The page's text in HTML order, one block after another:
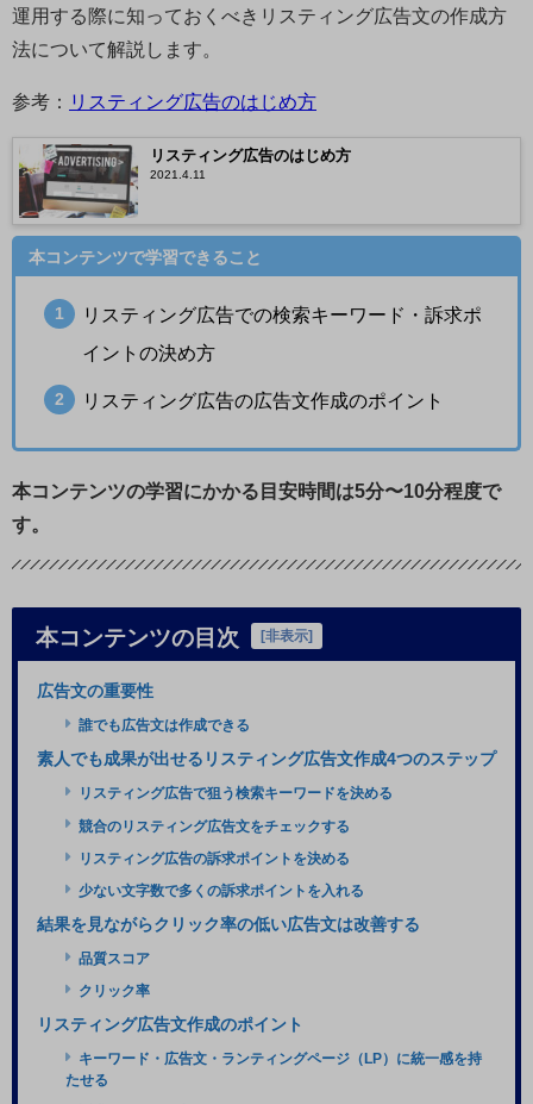
運用する際に知っておくべきリスティング広告文の作成方
法について解説します。
参考： リスティング広告のはじめ方
リスティング広告のはじめ方
2021.4.11
本コンテンツで学習できること
リスティング広告での検索キーワード・訴求ポ
イントの決め方
リスティング広告の広告文作成のポイント
本コンテンツの学習にかかる目安時間は5分〜10分程度で
す。
本コンテンツの目次 [非表示]
広告文の重要性
誰でも広告文は作成できる
素人でも成果が出せるリスティング広告文作成4つのステップ
リスティング広告で狙う検索キーワードを決める
競合のリスティング広告文をチェックする
リスティング広告の訴求ポイントを決める
少ない文字数で多くの訴求ポイントを入れる
結果を見ながらクリック率の低い広告文は改善する
品質スコア
クリック率
リスティング広告文作成のポイント
キーワード・広告文・ランティングページ（LP）に統一感を持
たせる